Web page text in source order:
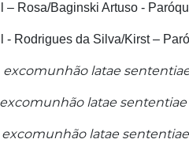
Rosa/Baginski Artuso -
Rodrigues da Silva/Kirst –
excomunhão latae
excomunhão latae sententiae
excomunhão latae